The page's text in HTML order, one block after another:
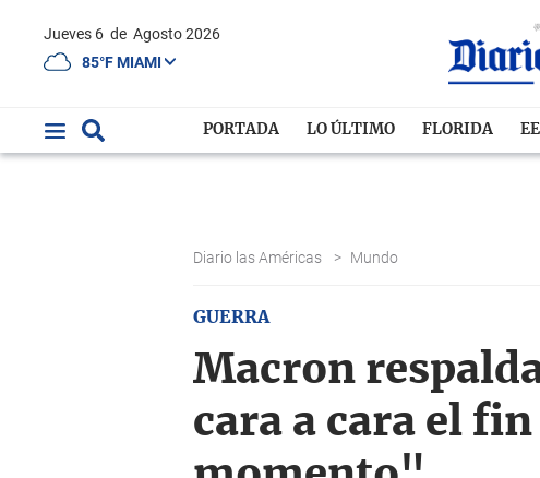
Jueves 6 de Agosto 2026
85°F MIAMI
PORTADA LO ÚLTIMO FLORIDA
Diario las Américas > Mundo
GUERRA
Macron
cara a cara el